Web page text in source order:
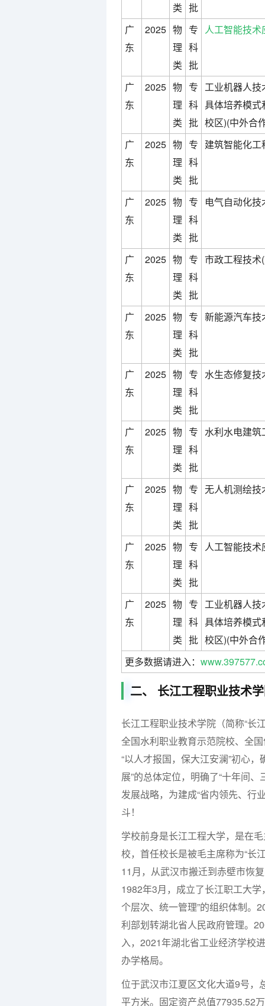
类 批
广
东
2025 物
理
类
专
科
批
人工智能技术
广
东
2025 物
理
类
专
科
批
工业机器人技
具体培养模式
校区)(中外合
广
东
2025 物
理
类
专
科
批
建筑智能化
广
东
2025 物
理
类
专
科
批
电气自动化
广
东
2025 物
理
类
专
科
批
市政工程技术
广
东
2025 物
理
类
专
科
批
新能源汽车技
广
东
2025 物
理
类
专
科
批
水生态修复技
广
东
2025 物
理
类
专
科
批
水利水电建筑
广
东
2025 物
理
类
专
科
批
无人机测绘技
广
东
2025 物
理
类
专
科
批
人工智能技
广
东
2025 物
理
类
专
科
批
工业机器人技
具体培养模式
校区)(中外合
更多数据请进入：
二、 长江工程职业技术
长江工程职业技术学院（简称“长
全国水利职业教育示范院校、全
“以人才报国，保大江安澜”初心
展”的总体定位，明确了“十年间
发展战略，为建成“省内领先、行
斗！
学校前身是长江工程大学，是在
校，首任校长是被毛主席称为“长
11月，从武汉市搬迁到赤壁市恢
1982年3月，成立了长江职工大
个层次、统一管理”的组织体制。
利部划转湖北省人民政府管理。
入，2021年湖北省工业经济学校
办学格局。
位于武汉市江夏区文化大道9号，
平方米。固定资产总值77935.52